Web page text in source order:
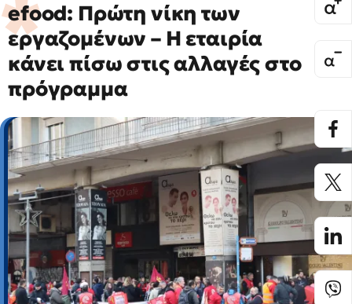
efood: Πρώτη νίκη των
εργαζομένων – Η εταιρία
κάνει πίσω στις αλλαγές στο
πρόγραμμα